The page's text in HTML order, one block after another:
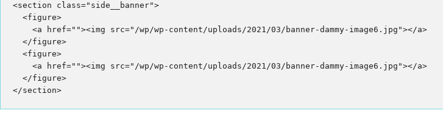
		width: calc(100% / 2 - 6vw);
	}
	.side__banner figure + figure {
		margin: 0 3vw;
	}
	.side__banner figure img {
		width: 100%;
	}
<section class="side__banner">
  <figure>
    <a href=""><img src="/wp/wp-content/uploads/2021/03/banner-dammy-image6.jpg"></a>
  </figure>
  <figure>
    <a href=""><img src="/wp/wp-content/uploads/2021/03/banner-dammy-image6.jpg"></a>
  </figure>
</section>